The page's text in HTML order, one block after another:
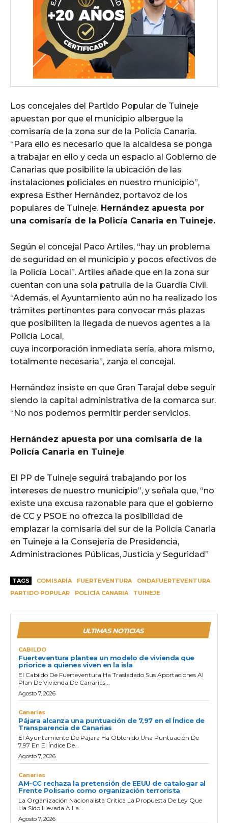
Los concejales del Partido Popular de Tuineje
apuestan por que el municipio albergue la
comisaría de la zona sur de la Policía Canaria.
“Para ello es necesario que la alcaldesa se ponga
a trabajar en ello y ceda un espacio al Gobierno de
Canarias que posibilite la ubicación de las
instalaciones policiales en nuestro municipio”,
expresa Esther Hernández, portavoz de los
populares de Tuineje. Hernández apuesta por
una comisaría de la Policía Canaria en Tuineje.
Según el concejal Paco Artiles, “hay un problema
de seguridad en el municipio y pocos efectivos de
la Policía Local”. Artiles añade que en la zona sur
cuentan con una sola patrulla de la Guardia Civil.
“Además, el Ayuntamiento aún no ha realizado los
trámites pertinentes para convocar más plazas
que posibiliten la llegada de nuevos agentes a la
Policía Local,
cuya incorporación inmediata sería, ahora mismo,
totalmente necesaria”, zanja el concejal.
Hernández insiste en que Gran Tarajal debe seguir
siendo la capital administrativa de la comarca sur.
“No nos podemos permitir perder servicios.
Hernández apuesta por una comisaría de la
Policía Canaria en Tuineje
El PP de Tuineje seguirá trabajando por los
intereses de nuestro municipio”, y señala que, “no
existe una excusa razonable para que el gobierno
de CC y PSOE no ofrezca la posibilidad de
emplazar la comisaría del sur de la Policía Canaria
en Tuineje a la Consejería de Presidencia,
Administraciones Públicas, Justicia y Seguridad”
TAGS COMISARÍA FUERTEVENTURA
ONDAFUERTEVENTURA
PARTIDO POPULAR
POLICÍA CANARIA TUINEJE
ULTIMAS NOTICIAS
CABILDO
Fuerteventura plantea un modelo de vivienda que
priorice a quienes viven en la isla
El Cabildo De Fuerteventura Ha Trasladado Sus Aportaciones Al
Plan De Vivienda De Canarias...
Agosto 7, 2026
Canarias
Pájara alcanza una puntuación de 7,97 en el Índice de
Transparencia de Canarias
El Ayuntamiento De Pájara Ha Obtenido Una Puntuación De
7,97 En El Índice De...
Agosto 7, 2026
Canarias
AM-CC rechaza la pretensión de EEUU de catalogar al
Frente Polisario como organización terrorista
La Organización Nacionalista Critica La Propuesta De Ley Que
Ha Sido Llevada A La...
Agosto 7, 2026